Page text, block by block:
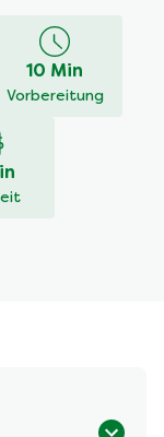
10 Min
Vorbereitung